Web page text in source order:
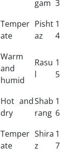
gam 3
Temper
ate
Pisht
az
1
4
Warm
and
humid
Rasu
l
1
5
Hot and
dry
Shab
rang
1
6
Temper
ate
Shira
z
1
7